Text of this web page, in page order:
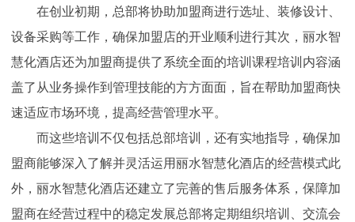
在创业初期，总部将协助加盟商进行选址、装修设计、
设备采购等工作，确保加盟店的开业顺利进行其次，丽水智
慧化酒店还为加盟商提供了系统全面的培训课程培训内容涵
盖了从业务操作到管理技能的方方面面，旨在帮助加盟商快
速适应市场环境，提高经营管理水平。
而这些培训不仅包括总部培训，还有实地指导，确保加
盟商能够深入了解并灵活运用丽水智慧化酒店的经营模式此
外，丽水智慧化酒店还建立了完善的售后服务体系，保障加
盟商在经营过程中的稳定发展总部将定期组织培训、交流会